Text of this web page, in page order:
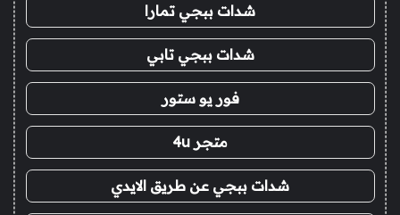
شدات ببجي تمارا
شدات ببجي تابي
فور يو ستور
متجر 4u
شدات ببجي عن طريق الايدي